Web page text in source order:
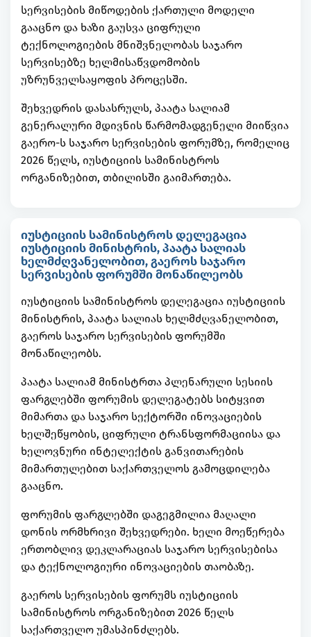
სერვისების მიწოდების ქართული მოდელი
გააცნო და ხაზი გაუსვა ციფრული
ტექნოლოგიების მნიშვნელობას საჯარო
სერვისებზე ხელმისაწვდომობის
უზრუნველსაყოფის პროცესში.
შეხვედრის დასასრულს, პაატა სალიამ
გენერალური მდივნის წარმომადგენელი მიიწვია
გაერო-ს საჯარო სერვისების ფორუმზე, რომელიც
2026 წელს, იუსტიციის სამინისტროს
ორგანიზებით, თბილისში გაიმართება.
იუსტიციის სამინისტროს დელეგაცია
იუსტიციის მინისტრის, პაატა სალიას
ხელმძღვანელობით, გაეროს საჯარო
სერვისების ფორუმში მონაწილეობს
იუსტიციის სამინისტროს დელეგაცია იუსტიციის
მინისტრის, პაატა სალიას ხელმძღვანელობით,
გაეროს საჯარო სერვისების ფორუმში
მონაწილეობს.
პაატა სალიამ მინისტრთა პლენარული სესიის
ფარგლებში ფორუმის დელეგატებს სიტყვით
მიმართა და საჯარო სექტორში ინოვაციების
ხელშეწყობის, ციფრული ტრანსფორმაციისა და
ხელოვნური ინტელექტის განვითარების
მიმართულებით საქართველოს გამოცდილება
გააცნო.
ფორუმის ფარგლებში დაგეგმილია მაღალი
დონის ორმხრივი შეხვედრები. ხელი მოეწერება
ერთობლივ დეკლარაციას საჯარო სერვისებისა
და ტექნოლოგიური ინოვაციების თაობაზე.
გაეროს სერვისების ფორუმს იუსტიციის
სამინისტროს ორგანიზებით 2026 წელს
საქართველო უმასპინძლებს.